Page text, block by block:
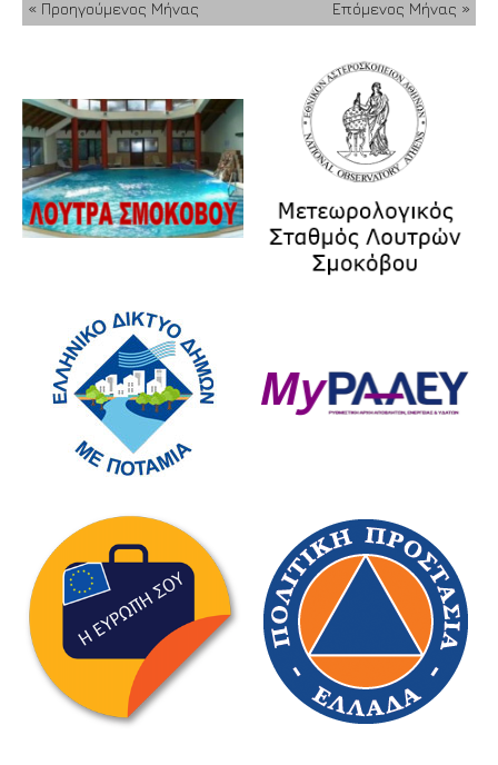
« Προηγούμενος Μήνας Επόμενος Μήνας »